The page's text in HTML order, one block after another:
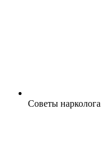
Cоветы нарколога